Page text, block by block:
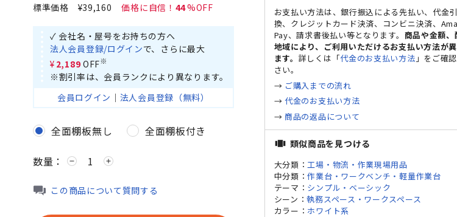
標準価格 ¥39,160 44
✓ 会社名・屋号をお持ちの方へ
法人会員登録/ログインで、さらに最大
¥2,189 OFF※
※割引率は、会員ランクにより異なります。
会員ログイン ｜ 法人会員登録（無料）
全面棚板無し 全面棚板付き
数量： remove add
この商品について質問する
お支払い方法は、銀行振込による先払い、代金
換、クレジットカード決済、コンビニ決済、
Pay、請求書後払い等となります。 商品や金額、
地域により、ご利用いただけるお支払い方法が
ます。 詳しくは「代金のお支払い方法 」をご確
さい。
→ ご購入までの流れ
→代金のお支払い方法
→ 商品の返品について
view_carousel 類似商品を見つける
大分類： 工場・物流・作業現場用品
中分類：作業台・ワークベンチ・軽量作業台
テーマ： シンプル・ベーシック
シーン：執務スペース・ワークスペース
カラー： ホワイト系